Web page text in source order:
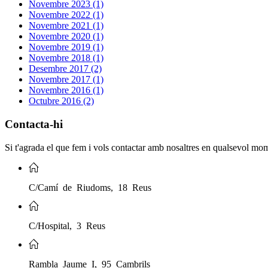
Novembre 2023 (1)
Novembre 2022 (1)
Novembre 2021 (1)
Novembre 2020 (1)
Novembre 2019 (1)
Novembre 2018 (1)
Desembre 2017 (2)
Novembre 2017 (1)
Novembre 2016 (1)
Octubre 2016 (2)
Contacta-hi
Si t'agrada el que fem i vols contactar amb nosaltres en qualsevol
C/Camí de Riudoms, 18 Reus
C/Hospital, 3 Reus
Rambla Jaume I, 95 Cambrils